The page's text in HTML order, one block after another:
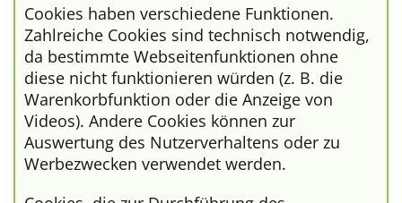
Cookies haben verschiedene Funktionen.
Zahlreiche Cookies sind technisch notwendig,
da bestimmte Webseitenfunktionen ohne
diese nicht funktionieren würden (z. B. die
Warenkorbfunktion oder die Anzeige von
Videos). Andere Cookies können zur
Auswertung des Nutzerverhaltens oder zu
Werbezwecken verwendet werden.